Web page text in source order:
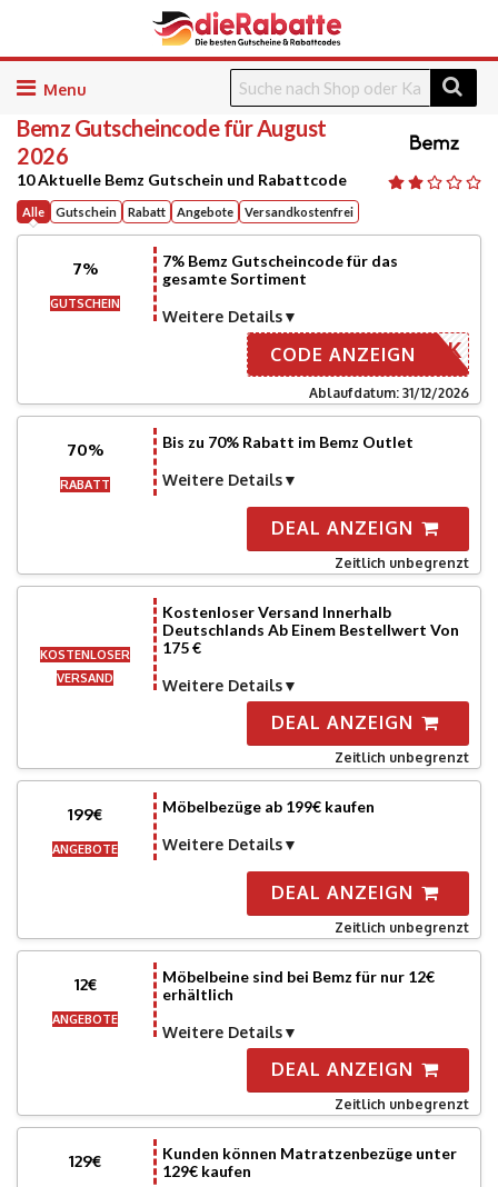
Skip
content
Bemz Gutscheincode für August
2026
10 Aktuelle Bemz Gutschein und Rabattcode
Alle Gutschein Rabatt Angebote Versandkostenfrei
7%
GUTSCHEIN
7% Bemz Gutscheincode für das
gesamte Sortiment
Weitere Details
DETBNMJK
CODE ANZEIGN
Ablaufdatum: 31/12/2026
70%
RABATT
Bis zu 70% Rabatt im Bemz Outlet
Weitere Details
DEAL ANZEIGN
Zeitlich unbegrenzt
KOSTENLOSER
VERSAND
Kostenloser Versand Innerhalb
Deutschlands Ab Einem Bestellwert Von
175 €
Weitere Details
DEAL ANZEIGN
Zeitlich unbegrenzt
199€
ANGEBOTE
Möbelbezüge ab 199€ kaufen
Weitere Details
DEAL ANZEIGN
Zeitlich unbegrenzt
12€
ANGEBOTE
Möbelbeine sind bei Bemz für nur 12€
erhältlich
Weitere Details
DEAL ANZEIGN
Zeitlich unbegrenzt
129€
Kunden können Matratzenbezüge unter
129€ kaufen